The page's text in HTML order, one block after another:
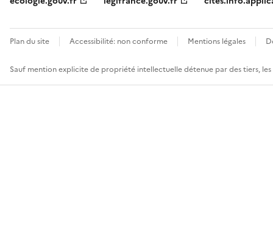
Plan du site Accessibilité: non conforme Mentions légales
Sauf mention explicite de propriété intellectuelle détenue par des tiers,